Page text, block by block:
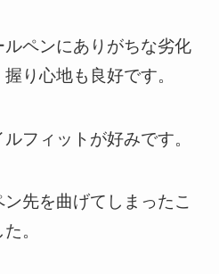
ペンにありがちな劣化
り心地も良好です。
フィットが好みです。
先を曲げてしまったこ
。